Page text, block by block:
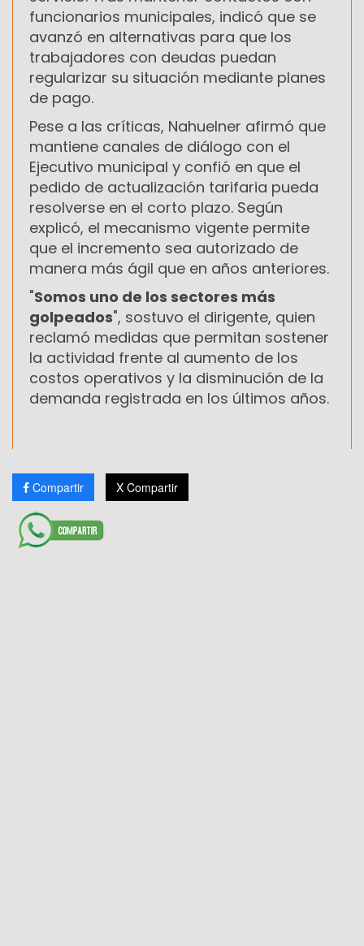
funcionarios municipales, indicó que se
avanzó en alternativas para que los
trabajadores con deudas puedan
regularizar su situación mediante planes
de pago.
Pese a las críticas, Nahuelner afirmó que
mantiene canales de diálogo con el
Ejecutivo municipal y confió en que el
pedido de actualización tarifaria pueda
resolverse en el corto plazo. Según
explicó, el mecanismo vigente permite
que el incremento sea autorizado de
manera más ágil que en años anteriores.
"Somos uno de los sectores más
golpeados", sostuvo el dirigente, quien
reclamó medidas que permitan sostener
la actividad frente al aumento de los
costos operativos y la disminución de la
demanda registrada en los últimos años.
Compartir X Compartir